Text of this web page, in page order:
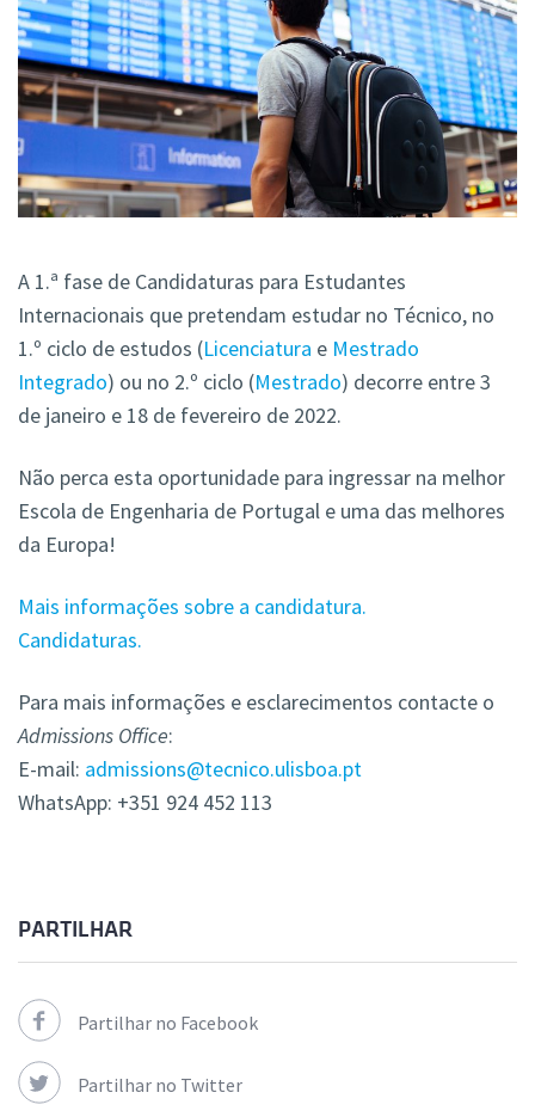
A 1.ª fase de Candidaturas para Estudantes
Internacionais que pretendam estudar no Técnico, no
1.º ciclo de estudos (Licenciatura e Mestrado
Integrado) ou no 2.º ciclo (Mestrado) decorre entre 3
de janeiro e 18 de fevereiro de 2022.
Não perca esta oportunidade para ingressar na melhor
Escola de Engenharia de Portugal e uma das melhores
da Europa!
Mais informações sobre a candidatura.
Candidaturas.
Para mais informações e esclarecimentos contacte o
Admissions Office:
E-mail: admissions@tecnico.ulisboa.pt
WhatsApp: +351 924 452 113
PARTILHAR
Partilhar no Facebook
Partilhar no Twitter